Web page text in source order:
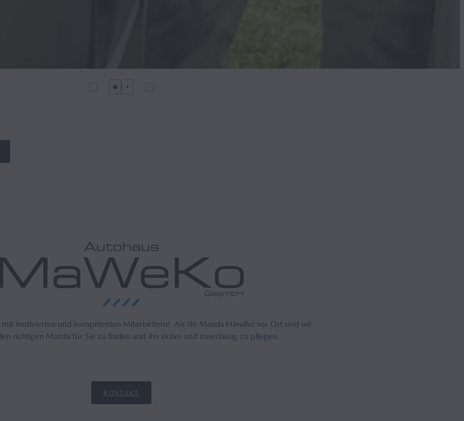
mit motivierten und kompetenten Mitarbeitern! Als Ihr Mazda Händler vor Ort sind wir
richtigen Mazda für Sie zu finden und ihn sicher und zuverlässig zu pflegen.
KONTAKT